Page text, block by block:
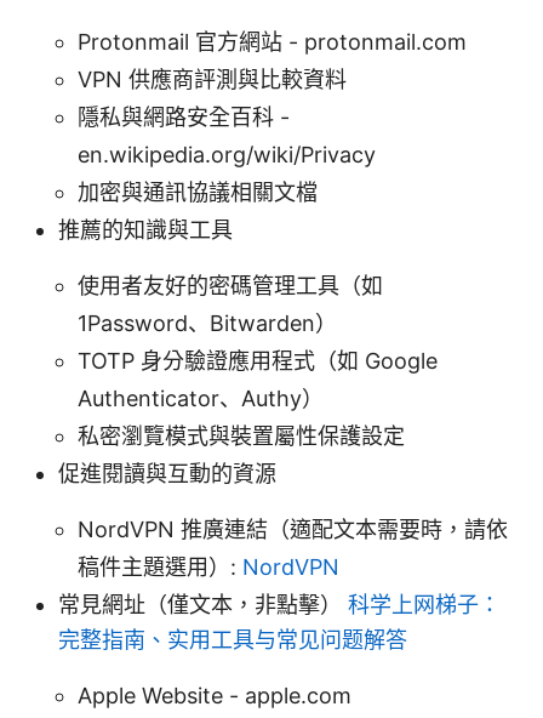
Protonmail 官方網站 - protonmail.com
VPN 供應商評測與比較資料
隱私與網路安全百科 -
en.wikipedia.org/wiki/Privacy
加密與通訊協議相關文檔
推薦的知識與工具
使用者友好的密碼管理工具（如
1Password、Bitwarden）
TOTP 身分驗證應用程式（如 Google
Authenticator、Authy）
私密瀏覽模式與裝置屬性保護設定
促進閱讀與互動的資源
NordVPN 推廣連結（適配文本需要時，請依
稿件主題選用）: NordVPN
常見網址（僅文本，非點擊） 科学上网梯子：
完整指南、实用工具与常见问题解答
Apple Website - apple.com